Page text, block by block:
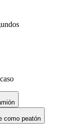
como peatón